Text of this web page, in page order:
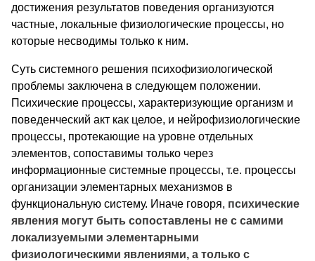
достижения результатов поведения организуются
частные, локальные физиологические процессы, но
которые несводимы только к ним.
Суть системного решения психофизиологической
проблемы заключена в следующем положении.
Психические процессы, характеризующие организм и
поведенческий акт как целое, и нейрофизиологические
процессы, протекающие на уровне отдельных
элементов, сопоставимы только через
информационные системные процессы, т.е. процессы
организации элементарных механизмов в
функциональную систему. Иначе говоря, психические
явления могут быть сопоставлены не с самими
локализуемыми элементарными
физиологическими явлениями, а только с